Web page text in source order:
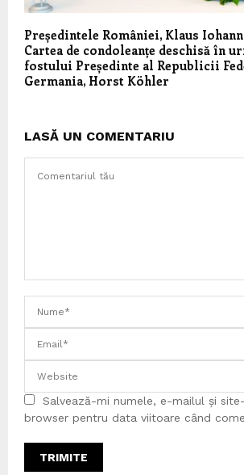
Președintele României, Klaus
Cartea de condoleanțe deschisă în
fostului Președinte al Republicii
Germania, Horst Köhler
LASĂ UN COMENTARIU
Salvează-mi numele, e-mailul și
browser pentru data viitoare când